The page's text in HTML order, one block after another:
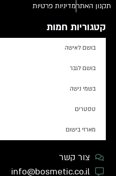
תקנון האתרמדיניות פרטיות
קטגוריות חמות
בושם לאישה
בושם לגבר
בשמי נישה
טסטרים
מארזי בישום
צור קשר
info@bosmetic.co.il